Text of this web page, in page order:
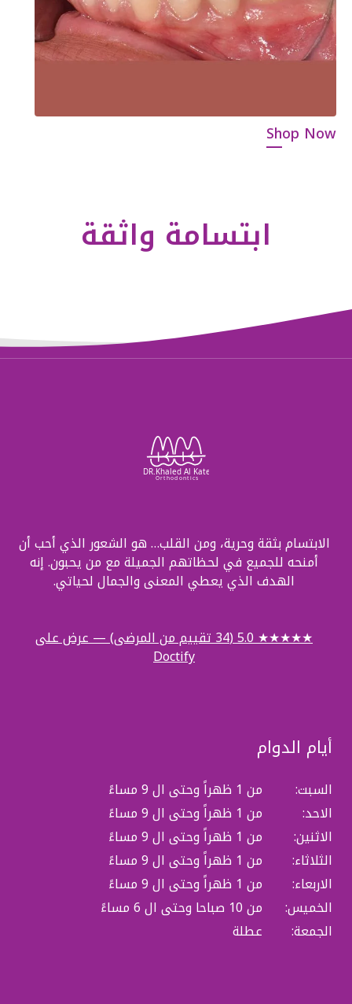
Shop Now
ابتسامة واثقة
الابتسام بثقة وحرية، ومن القلب… هو الشعور الذي أحب أن
أمنحه للجميع في لحظاتهم الجميلة مع من يحبون. إنه
الهدف الذي يعطي المعنى والجمال لحياتي.
★★★★★ 5.0 (34 تقييم من المرضى) — عرض على
Doctify
أيام الدوام
السبت:
من 1 ظهراً وحتى ال 9 مساءً
الاحد:
من 1 ظهراً وحتى ال 9 مساءً
الاثنين:
من 1 ظهراً وحتى ال 9 مساءً
الثلاثاء:
من 1 ظهراً وحتى ال 9 مساءً
الاربعاء:
من 1 ظهراً وحتى ال 9 مساءً
الخميس:
من 10 صباحا وحتى ال 6 مساءً
الجمعة:
عطلة